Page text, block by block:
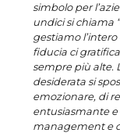
simbolo per
undici si chiama
gestiamo
fiducia ci
sempre più alte.
desiderata si
emozionare, di
entusiasmante
management e